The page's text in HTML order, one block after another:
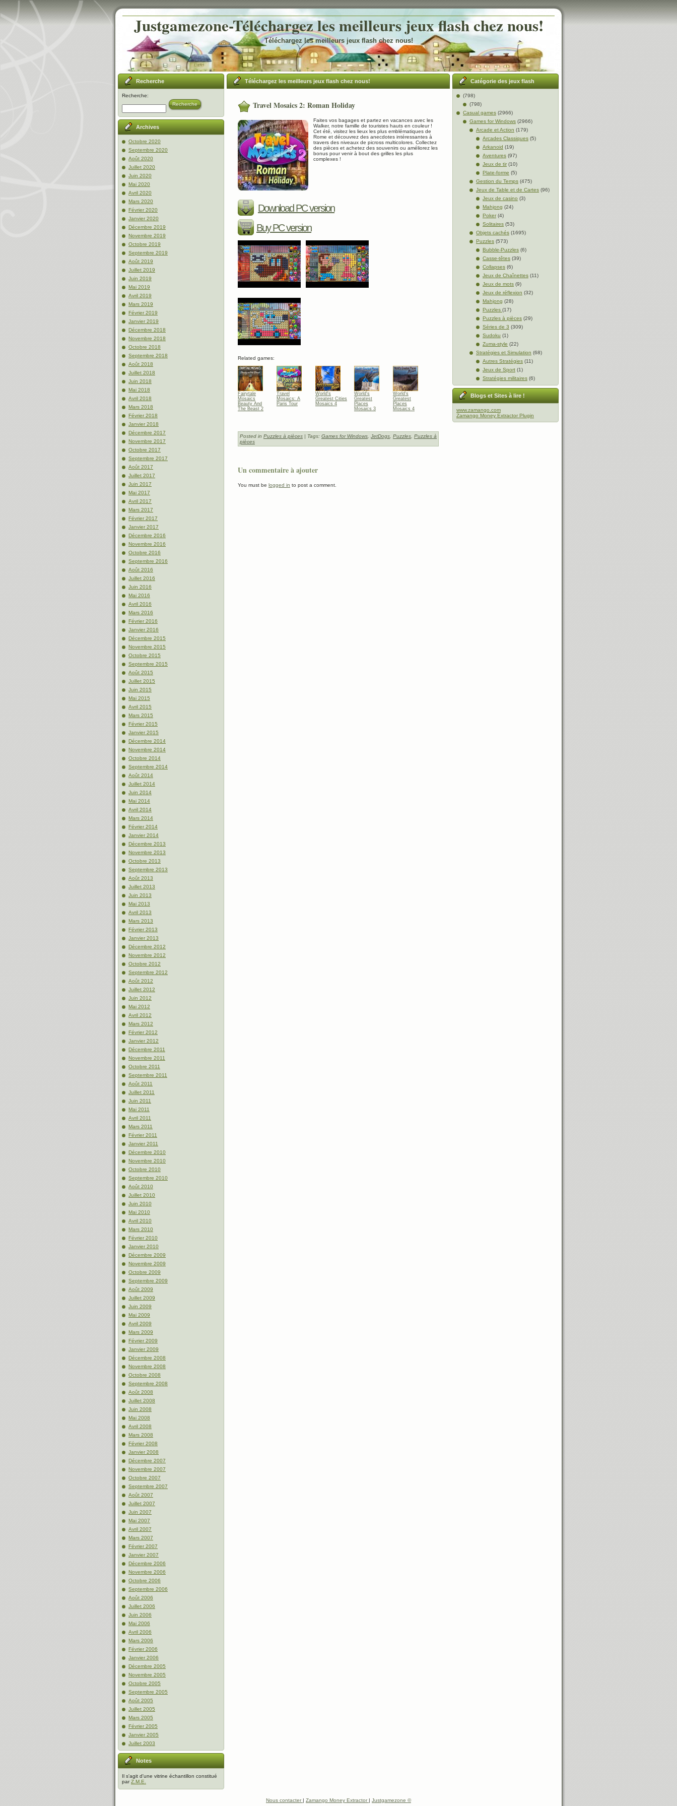
Justgamezone-Téléchargez les meilleurs jeux flash chez nous!
Téléchargez les meilleurs jeux flash chez nous!
Recherche
Recherche:
Recherche
Archives
Octobre 2020
Septembre 2020
Août 2020
Juillet 2020
Juin 2020
Mai 2020
Avril 2020
Mars 2020
Février 2020
Janvier 2020
Décembre 2019
Novembre 2019
Octobre 2019
Septembre 2019
Août 2019
Juillet 2019
Juin 2019
Mai 2019
Avril 2019
Mars 2019
Février 2019
Janvier 2019
Décembre 2018
Novembre 2018
Octobre 2018
Septembre 2018
Août 2018
Juillet 2018
Juin 2018
Mai 2018
Avril 2018
Mars 2018
Février 2018
Janvier 2018
Décembre 2017
Novembre 2017
Octobre 2017
Septembre 2017
Août 2017
Juillet 2017
Juin 2017
Mai 2017
Avril 2017
Mars 2017
Février 2017
Janvier 2017
Décembre 2016
Novembre 2016
Octobre 2016
Septembre 2016
Août 2016
Juillet 2016
Juin 2016
Mai 2016
Avril 2016
Mars 2016
Février 2016
Janvier 2016
Décembre 2015
Novembre 2015
Octobre 2015
Septembre 2015
Août 2015
Juillet 2015
Juin 2015
Mai 2015
Avril 2015
Mars 2015
Février 2015
Janvier 2015
Décembre 2014
Novembre 2014
Octobre 2014
Septembre 2014
Août 2014
Juillet 2014
Juin 2014
Mai 2014
Avril 2014
Mars 2014
Février 2014
Janvier 2014
Décembre 2013
Novembre 2013
Octobre 2013
Septembre 2013
Août 2013
Juillet 2013
Juin 2013
Mai 2013
Avril 2013
Mars 2013
Février 2013
Janvier 2013
Décembre 2012
Novembre 2012
Octobre 2012
Septembre 2012
Août 2012
Juillet 2012
Juin 2012
Mai 2012
Avril 2012
Mars 2012
Février 2012
Janvier 2012
Décembre 2011
Novembre 2011
Octobre 2011
Septembre 2011
Août 2011
Juillet 2011
Juin 2011
Mai 2011
Avril 2011
Mars 2011
Février 2011
Janvier 2011
Décembre 2010
Novembre 2010
Octobre 2010
Septembre 2010
Août 2010
Juillet 2010
Juin 2010
Mai 2010
Avril 2010
Mars 2010
Février 2010
Janvier 2010
Décembre 2009
Novembre 2009
Octobre 2009
Septembre 2009
Août 2009
Juillet 2009
Juin 2009
Mai 2009
Avril 2009
Mars 2009
Février 2009
Janvier 2009
Décembre 2008
Novembre 2008
Octobre 2008
Septembre 2008
Août 2008
Juillet 2008
Juin 2008
Mai 2008
Avril 2008
Mars 2008
Février 2008
Janvier 2008
Décembre 2007
Novembre 2007
Octobre 2007
Septembre 2007
Août 2007
Juillet 2007
Juin 2007
Mai 2007
Avril 2007
Mars 2007
Février 2007
Janvier 2007
Décembre 2006
Novembre 2006
Octobre 2006
Septembre 2006
Août 2006
Juillet 2006
Juin 2006
Mai 2006
Avril 2006
Mars 2006
Février 2006
Janvier 2006
Décembre 2005
Novembre 2005
Octobre 2005
Septembre 2005
Août 2005
Juillet 2005
Mars 2005
Février 2005
Janvier 2005
Juillet 2003
Notes
Il s'agit d'une vitrine échantillon constitué
parZ.M.E.
Téléchargez les meilleurs jeux flash chez nous!
Travel Mosaics 2: Roman Holiday
Faites vos bagages et partez en vacances avec les
Walker, notre famille de touristes hauts en couleur !
Cet été, visitez les lieux les plus emblématiques de
Rome et découvrez des anecdotes intéressantes à
travers des niveaux de picross multicolores. Collectez
des pièces et achetez des souvenirs ou améliorez les
bonus pour venir à bout des grilles les plus
complexes !
Download PC version
Buy PC version
Related games:
Fairytale
Mosaics
Beauty And
The Beast 2
Travel
Mosaics: A
Paris Tour
World's
Greatest Cities
Mosaics 4
World's
Greatest
Places
Mosaics 3
World's
Greatest
Places
Mosaics 4
Posted in Puzzles à pièces | Tags: Games for Windows, JetDogs, Puzzles, Puzzles à
pièces
Un commentaire à ajouter
You must be logged in to post a comment.
Catégorie des jeux flash
(798)
(798)
Casual games (2966)
Games for Windows (2966)
Arcade et Action (179)
Arcades Classiques (5)
Arkanoid (19)
Aventures (97)
Jeux de tir(10)
Plate-forme (5)
Gestion du Temps (475)
Jeux de Table et de Cartes (96)
Jeux de casino (3)
Mahjong (24)
Poker(4)
Solitaires (53)
Objets cachés (1695)
Puzzles (573)
Bubble-Puzzles (6)
Casse-têtes (39)
Collapses (6)
Jeux de Chaînettes (11)
Jeux de mots (9)
Jeux de réflexion (32)
Mahjong (28)
Puzzles (17)
Puzzles à pièces (29)
Séries de 3 (309)
Sudoku (1)
Zuma-style (22)
Stratégies et Simulation (68)
Autres Stratégies (11)
Jeux de Sport (1)
Stratégies militaires (6)
Blogs et Sites à lire !
www.zamango.com
Zamango Money Extractor Plugin
Nous contacter| Zamango Money Extractor| Justgamezone ©